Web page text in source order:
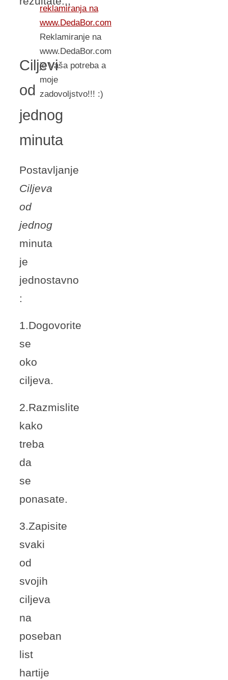
Ciljevi
od
jednog
minuta
Postavljanje
Ciljeva
od
jednog
minuta
je
jednostavno
:
1.Dogovorite
se
oko
ciljeva.
2.Razmislite
kako
treba
da
se
ponasate.
3.Zapisite
svaki
od
svojih
ciljeva
na
poseban
list
hartije
reklamiranja na
www.DedaBor.com
Reklamiranje na
www.DedaBor.com
je Vaša potreba a
moje
zadovoljstvo!!! :)